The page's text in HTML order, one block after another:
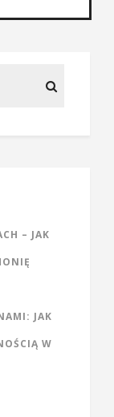
– JAK
JAK
W